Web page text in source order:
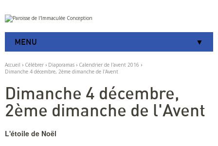
Aller
au
contenu.
à
navigation
Outils
personnels
MENU
Accueil › Célébrer › Diaporamas › Calendrier de l'avent 2016 ›
Dimanche 4 décembre, 2ème dimanche de l'Avent
Dimanche 4 décembre,
2ème dimanche de l'Avent
L'étoile de Noël